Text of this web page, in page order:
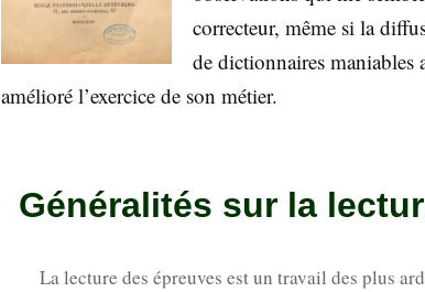
cor­rec­teur, même si la
de dic­tion­naires maniables
amé­lio­ré l’exer­cice de son métier.
Généralités sur la
La lec­ture des épreuves est un tra­vail des plus